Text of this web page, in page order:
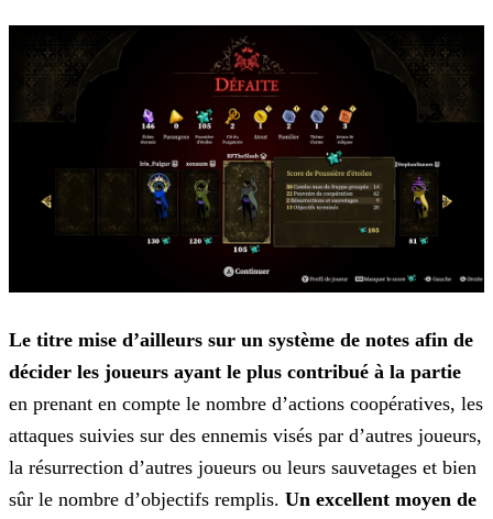
Le titre mise d’ailleurs sur un système de notes afin de
décider les joueurs ayant le plus contribué à la partie
en prenant en compte le nombre d’actions coopératives, les
attaques suivies sur des ennemis visés par d’autres joueurs,
la résurrection d’autres joueurs ou leurs sauvetages et bien
sûr le nombre d’objectifs remplis. Un excellent moyen de